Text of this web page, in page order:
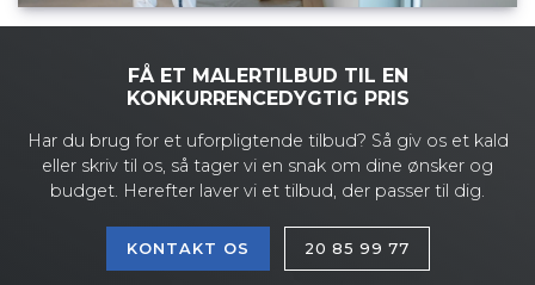
FÅ ET MALERTILBUD TIL EN
KONKURRENCEDYGTIG PRIS
Har du brug for et uforpligtende tilbud? Så giv os et kald
eller skriv til os, så tager vi en snak om dine ønsker og
budget. Herefter laver vi et tilbud, der passer til dig.
KONTAKT OS 20 85 99 77